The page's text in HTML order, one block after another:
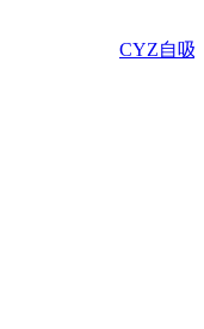
CYZ自吸